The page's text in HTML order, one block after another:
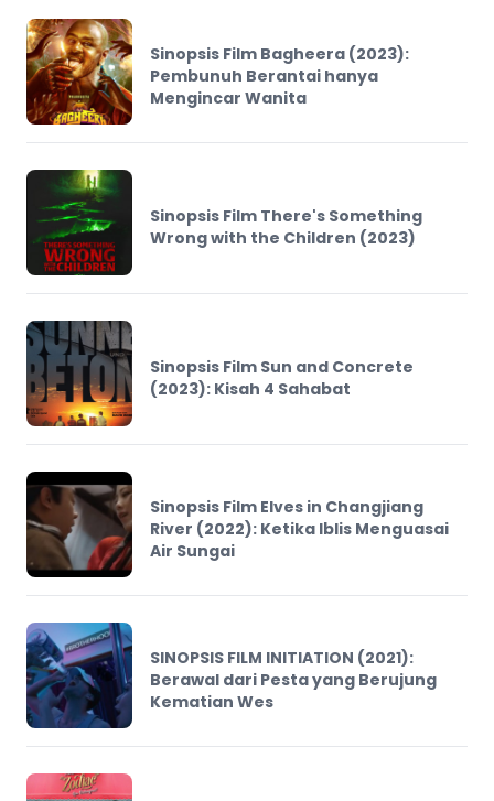
Sinopsis Film Bagheera (2023):
Pembunuh Berantai hanya
Mengincar Wanita
Sinopsis Film There's Something
Wrong with the Children (2023)
Sinopsis Film Sun and Concrete
(2023): Kisah 4 Sahabat
Sinopsis Film Elves in Changjiang
River (2022): Ketika Iblis Menguasai
Air Sungai
SINOPSIS FILM INITIATION (2021):
Berawal dari Pesta yang Berujung
Kematian Wes